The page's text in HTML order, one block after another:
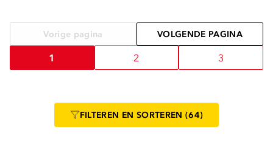
Vorige pagina VOLGENDE PAGINA
1 2 3
FILTEREN EN SORTEREN (64)